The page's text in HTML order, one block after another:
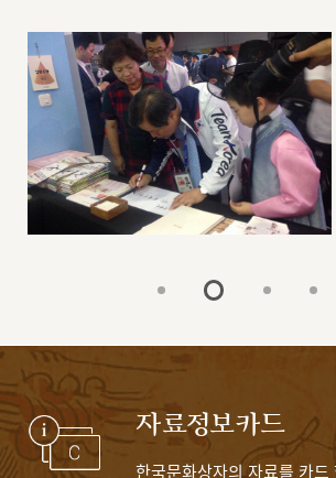
자료정보카드
한국문화상자의 자료를 카드